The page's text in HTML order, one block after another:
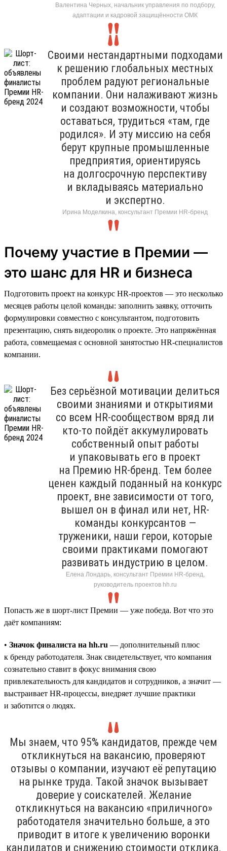
Валентина Черных, начальник управления по подбору,
адаптации и кадровой защищённости ОМК
Своими нестандартными подходами
к решению глобальных местных
проблем радуют региональные
компании. Они налаживают жизнь
и создают возможности, чтобы
оставаться, трудиться «там, где
родился». И эту миссию на себя
берут крупные промышленные
предприятия, ориентируясь
на долгосрочную перспективу
и вкладываясь материально
и экспертно.
Ирина Моделкина, консультант Премии HR-бренд
Почему участие в Премии —
это шанс для HR и бизнеса
Подготовить проект на конкурс HR-проектов — это несколько
месяцев работы целой команды: заполнить заявку, отточить
формулировки совместно с консультантом, подготовить
презентацию, снять видеоролик о проекте. Это напряжённая
работа, совмещаемая с основной занятостью HR-специалистов
компании.
Без серьёзной мотивации делиться
своими знаниями и открытиями
со всем HR-сообществом вряд ли
кто-то пойдёт аккумулировать
собственный опыт работы
и упаковывать его в проект
на Премию HR-бренд. Тем более
ценен каждый поданный на конкурс
проект, вне зависимости от того,
вышел он в финал или нет, HR-
команды конкурсантов —
труженики, наши герои, которые
своими практиками помогают
развивать индустрию в целом.
Елена Лондарь, консультант Премии HR-бренд,
руководитель проектов hh.ru
Попасть же в шорт-лист Премии — уже победа. Вот что это
даёт компаниям:
• Значок финалиста на hh.ru — дополнительный плюс
к бренду работодателя. Знак свидетельствует, что компания
сознательно ставит в фокус внимания свою
привлекательность для кандидатов и сотрудников, а значит —
выстраивает HR-процессы, внедряет лучшие практики
и заботится о людях.
Мы знаем, что 95% кандидатов, прежде чем
откликнуться на вакансию, проверяют
отзывы о компании, изучают её репутацию
на рынке труда. Такой значок вызывает
доверие у соискателей. Желание
откликнуться на вакансию «приличного»
работодателя значительно больше, а это
приводит в итоге к увеличению воронки
кандидатов и снижению стоимости отклика.